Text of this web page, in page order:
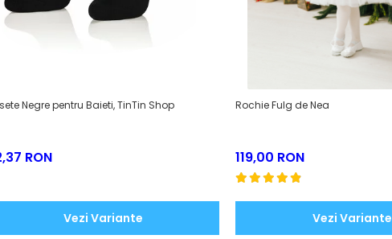
Negre pentru Baieti, TinTin Shop
RON
Vezi Variante
Rochie Fulg de Nea
119,00 RON
Vezi Variante